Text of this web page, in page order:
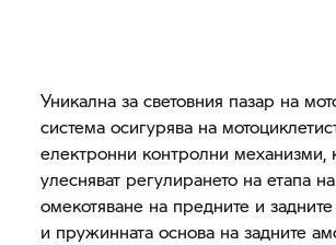
Уникална за световния пазар на
система осигурява на
електронни контролни механизми,
улесняват регулирането на етапа
омекотяване на предните и
и пружинната основа на задните